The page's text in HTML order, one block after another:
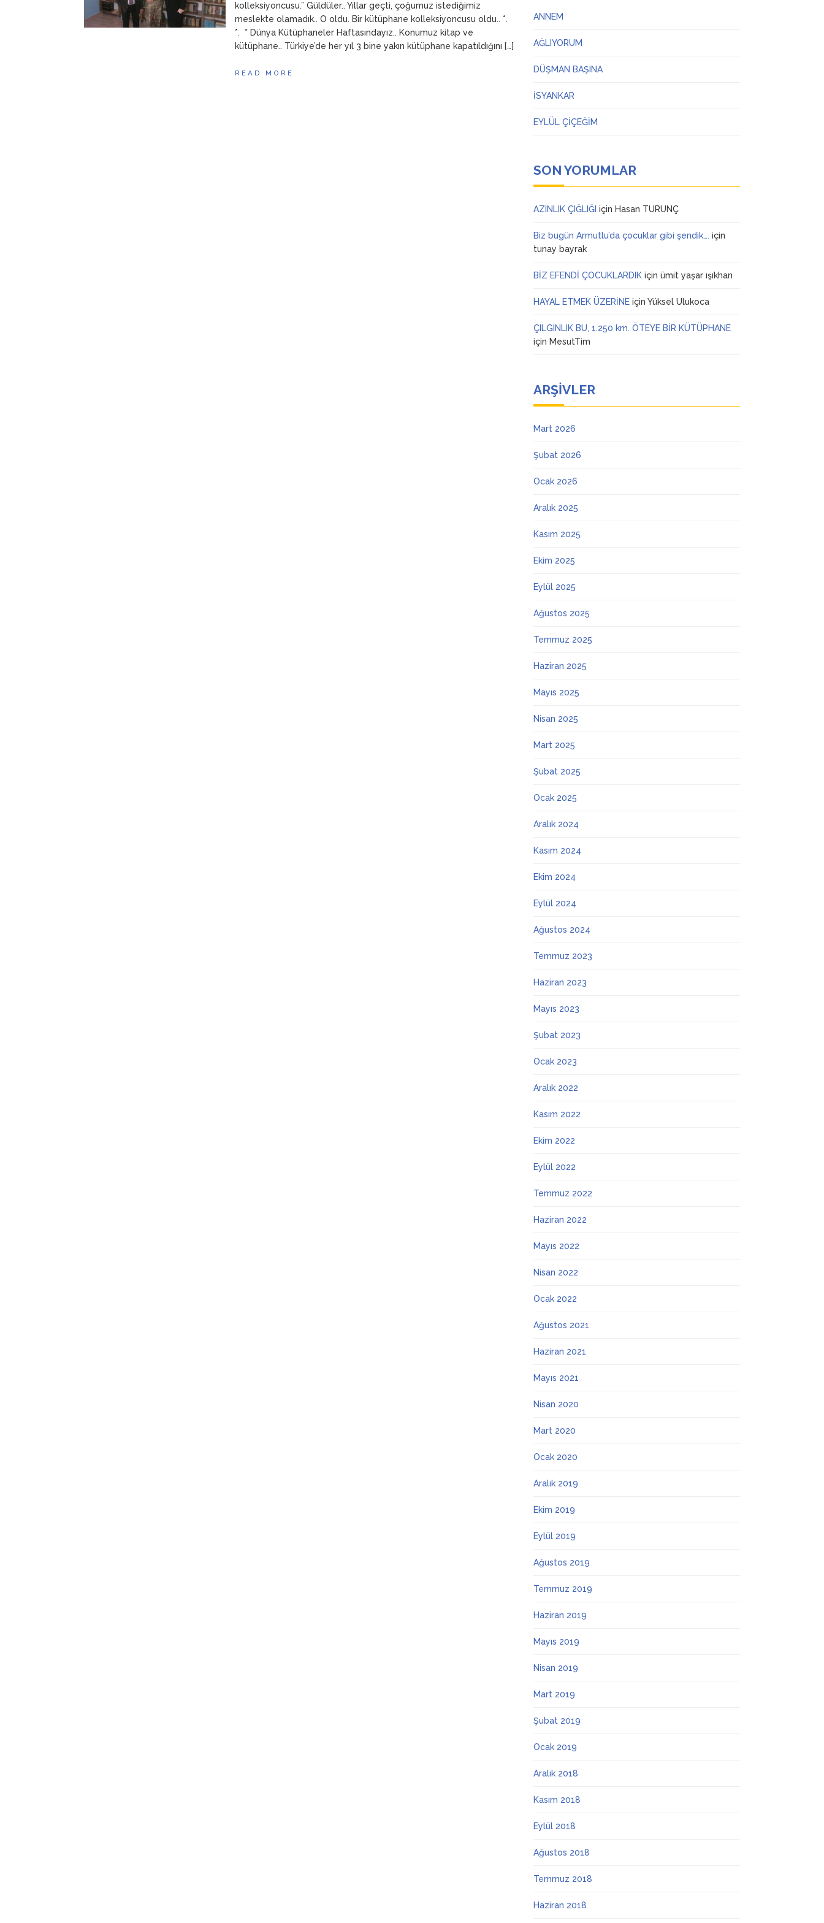
kolleksiyoncusu.” Güldüler.. Yıllar geçti, çoğumuz istediğimiz
meslekte olamadık.. O oldu. Bir kütüphane kolleksiyoncusu oldu.. *.
*. * Dünya Kütüphaneler Haftasındayız.. Konumuz kitap ve
kütüphane.. Türkiye’de her yıl 3 bine yakın kütüphane kapatıldığını […]
READ MORE
ANNEM
AĞLIYORUM
DÜŞMAN BAŞINA
İSYANKAR
EYLÜL ÇİÇEĞİM
SON YORUMLAR
AZINLIK ÇIĞLIĞI için Hasan TURUNÇ
Biz bugün Armutlu’da çocuklar gibi şendik…. için
tunay bayrak
BİZ EFENDİ ÇOCUKLARDIK içinümit yaşar ışıkhan
HAYAL ETMEK ÜZERİNE içinYüksel Ulukoca
ÇILGINLIK BU, 1.250 km. ÖTEYE BİR KÜTÜPHANE
için MesutTim
ARŞIVLER
Mart 2026
Şubat 2026
Ocak 2026
Aralık 2025
Kasım 2025
Ekim 2025
Eylül 2025
Ağustos 2025
Temmuz 2025
Haziran 2025
Mayıs 2025
Nisan 2025
Mart 2025
Şubat 2025
Ocak 2025
Aralık 2024
Kasım 2024
Ekim 2024
Eylül 2024
Ağustos 2024
Temmuz 2023
Haziran 2023
Mayıs 2023
Şubat 2023
Ocak 2023
Aralık 2022
Kasım 2022
Ekim 2022
Eylül 2022
Temmuz 2022
Haziran 2022
Mayıs 2022
Nisan 2022
Ocak 2022
Ağustos 2021
Haziran 2021
Mayıs 2021
Nisan 2020
Mart 2020
Ocak 2020
Aralık 2019
Ekim 2019
Eylül 2019
Ağustos 2019
Temmuz 2019
Haziran 2019
Mayıs 2019
Nisan 2019
Mart 2019
Şubat 2019
Ocak 2019
Aralık 2018
Kasım 2018
Eylül 2018
Ağustos 2018
Temmuz 2018
Haziran 2018